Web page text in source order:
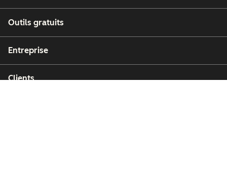
Outils gratuits
Entreprise
Clients